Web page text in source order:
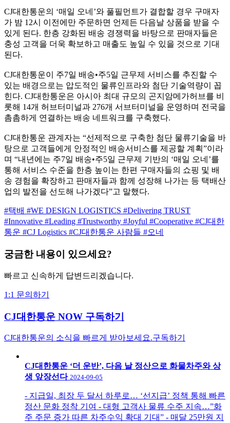
CJ대한통운의 ‘매일 오네’와 풀필먼트가 결합할 경우 구매자
가 밤 12시 이전에만 주문하면 언제든 다음날 상품을 받을 수
있게 된다. 한층 강화된 배송 경쟁력을 바탕으로 판매자들은
충성 고객을 더욱 확보하고 매출도 높일 수 있을 것으로 기대
된다.
CJ대한통운이 주7일 배송•주5일 근무제 서비스를 추진할 수
있는 배경으로는 압도적인 물류인프라와 첨단 기술역량이 꼽
힌다. CJ대한통운은 아시아 최대 규모의 곤지암메가허브를 비
롯해 14개 허브터미널과 276개 서브터미널을 운영하며 전국을
촘촘하게 연결하는 배송 네트워크를 구축했다.
CJ대한통운 관계자는 “선제적으로 구축한 첨단 물류기술을 바
탕으로 고객들에게 안정적인 배송서비스를 제공할 계획”이라
며 “내년에는 주7일 배송•주5일 근무제 기반의 ‘매일 오네’를
통해 서비스 수준을 한층 높이는 한편 구매자들의 쇼핑 및 배
송 경험을 확장하고 판매자들과 함께 성장해 나가는 등 택배산
업의 발전을 선도해 나가겠다”고 말했다.
#택배 #WE DESIGN LOGISTICS #Delivering TRUST
#Innovative #Leading #Trustworthy #Joyful #Cooperative #CJ대한
통운 #CJ Logistics #CJ대한통운 사람들 #오네
궁금한 내용이 있으세요?
빠르고 신속하게 답변드리겠습니다.
1:1 문의하기
CJ대한통운 NOW 구독하기
CJ대한통운의 소식을 빠르게 받아보세요.구독하기
CJ대한통운 ‘더 운반’, 다음 날 정산으로 화물차주와 상
생 앞장선다 2024-09-05
- 지급일, 최장 두 달서 하루로… ‘선지급’ 정책 통해 빠른
정산 문화 정착 기여 - 대형 고객사 물류 수주 지속…”화
주 주문 증가 따른 차주수익 확대 기대” - 매달 25만원 지